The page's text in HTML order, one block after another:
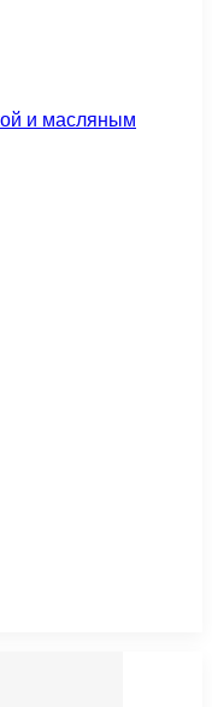
и масляным